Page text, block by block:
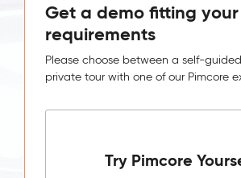
Get a demo fitting your
requirements
Please choose between a self-
private tour with one of our Pimcore
Try Pimcore